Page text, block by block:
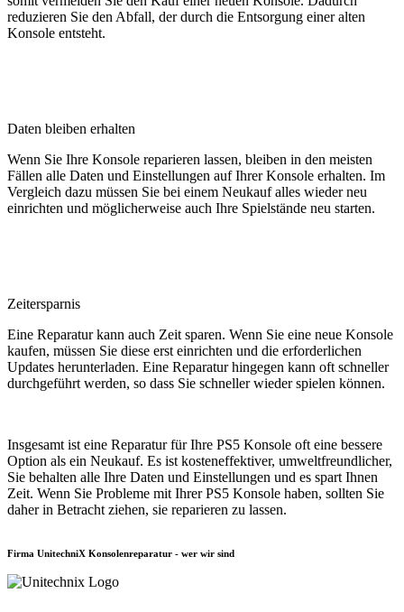
reduzieren Sie den Abfall, der durch die Entsorgung einer alten
Konsole entsteht.
Daten bleiben erhalten
Wenn Sie Ihre Konsole reparieren lassen, bleiben in den meisten
Fällen alle Daten und Einstellungen auf Ihrer Konsole erhalten. Im
Vergleich dazu müssen Sie bei einem Neukauf alles wieder neu
einrichten und möglicherweise auch Ihre Spielstände neu starten.
Zeitersparnis
Eine Reparatur kann auch Zeit sparen. Wenn Sie eine neue Konsole
kaufen, müssen Sie diese erst einrichten und die erforderlichen
Updates herunterladen. Eine Reparatur hingegen kann oft schneller
durchgeführt werden, so dass Sie schneller wieder spielen können.
Insgesamt ist eine Reparatur für Ihre PS5 Konsole oft eine bessere
Option als ein Neukauf. Es ist kosteneffektiver, umweltfreundlicher,
Sie behalten alle Ihre Daten und Einstellungen und es spart Ihnen
Zeit. Wenn Sie Probleme mit Ihrer PS5 Konsole haben, sollten Sie
daher in Betracht ziehen, sie reparieren zu lassen.
Firma UnitechniX Konsolenreparatur - wer wir sind